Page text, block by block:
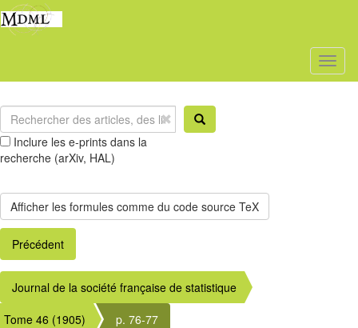
Inclure les e-prints dans la
recherche (arXiv, HAL)
Précédent
Journal de la société française de statistique
Tome 46 (1905)
p. 76-77